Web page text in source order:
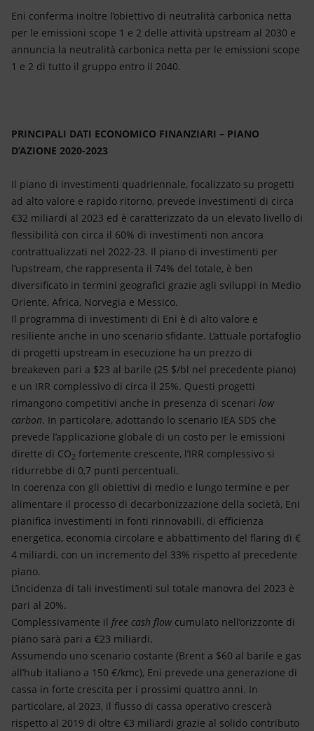
Eni conferma inoltre l’obiettivo di neutralità carbonica netta
per le emissioni scope 1 e 2 delle attività upstream al 2030 e
annuncia la neutralità carbonica netta per le emissioni scope
1 e 2 di tutto il gruppo entro il 2040.
PRINCIPALI DATI ECONOMICO FINANZIARI – PIANO
D’AZIONE 2020-2023
Il piano di investimenti quadriennale, focalizzato su progetti
ad alto valore e rapido ritorno, prevede investimenti di circa
€32 miliardi al 2023 ed è caratterizzato da un elevato livello di
flessibilità con circa il 60% di investimenti non ancora
contrattualizzati nel 2022-23. Il piano di investimenti per
l’upstream, che rappresenta il 74% del totale, è ben
diversificato in termini geografici grazie agli sviluppi in Medio
Oriente, Africa, Norvegia e Messico.
Il programma di investimenti di Eni è di alto valore e
resiliente anche in uno scenario sfidante. L’attuale portafoglio
di progetti upstream in esecuzione ha un prezzo di
breakeven pari a $23 al barile (25 $/bl nel precedente piano)
e un IRR complessivo di circa il 25%. Questi progetti
rimangono competitivi anche in presenza di scenari low
carbon. In particolare, adottando lo scenario IEA SDS che
prevede l’applicazione globale di un costo per le emissioni
dirette di CO2 fortemente crescente, l’IRR complessivo si
ridurrebbe di 0,7 punti percentuali.
In coerenza con gli obiettivi di medio e lungo termine e per
alimentare il processo di decarbonizzazione della società, Eni
pianifica investimenti in fonti rinnovabili, di efficienza
energetica, economia circolare e abbattimento del flaring di €
4 miliardi, con un incremento del 33% rispetto al precedente
piano.
L’incidenza di tali investimenti sul totale manovra del 2023 è
pari al 20%.
Complessivamente il free cash flow cumulato nell’orizzonte di
piano sarà pari a €23 miliardi.
Assumendo uno scenario costante (Brent a $60 al barile e gas
all’hub italiano a 150 €/kmc), Eni prevede una generazione di
cassa in forte crescita per i prossimi quattro anni. In
particolare, al 2023, il flusso di cassa operativo crescerà
rispetto al 2019 di oltre €3 miliardi grazie al solido contributo